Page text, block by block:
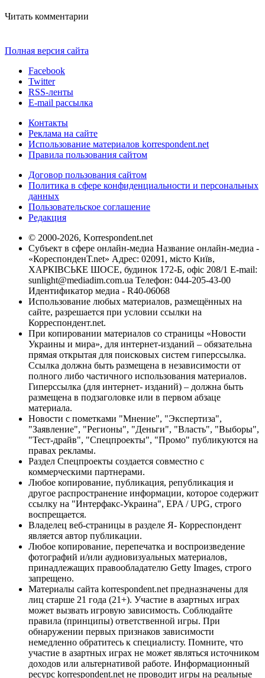
Читать комментарии
Полная версия сайта
Facebook
Twitter
RSS-ленты
E-mail рассылка
Контакты
Реклама на сайте
Использование материалов korrespondent.net
Правила пользования сайтом
Договор пользования сайтом
Политика в сфере конфиденциальности и персональных
данных
Пользовательское соглашение
Редакция
© 2000-2026, Korrespondent.net
Субъект в сфере онлайн-медиа Название онлайн-медиа -
«КореспонденТ.net» Адрес: 02091, місто Київ,
ХАРКІВСЬКЕ ШОСЕ, будинок 172-Б, офіс 208/1 E-mail:
sunlight@mediadim.com.ua Телефон: 044-205-43-00
Идентификатор медиа - R40-06068
Использование любых материалов, размещённых на
сайте, разрешается при условии ссылки на
Корреспондент.net.
При копировании материалов со страницы «Новости
Украины и мира», для интернет-изданий – обязательна
прямая открытая для поисковых систем гиперссылка.
Ссылка должна быть размещена в независимости от
полного либо частичного использования материалов.
Гиперссылка (для интернет- изданий) – должна быть
размещена в подзаголовке или в первом абзаце
материала.
Новости с пометками "Мнение", "Экспертиза",
"Заявление", "Регионы", "Деньги", "Власть", "Выборы",
"Тест-драйв", "Спецпроекты", "Промо" публикуются на
правах рекламы.
Раздел Спецпроекты создается совместно с
коммерческими партнерами.
Любое копирование, публикация, републикация и
другое распространение информации, которое содержит
ссылку на "Интерфакс-Украина", EPA / UPG, строго
воспрещается.
Владелец веб-страницы в разделе Я- Корреспондент
является автор публикации.
Любое копирование, перепечатка и воспроизведение
фотографий и/или аудиовизуальных материалов,
принадлежащих правообладателю Getty Images, строго
запрещено.
Материалы сайта korrespondent.net предназначены для
лиц старше 21 года (21+). Участие в азартных играх
может вызвать игровую зависимость. Соблюдайте
правила (принципы) ответственной игры. При
обнаружении первых признаков зависимости
немедленно обратитесь к специалисту. Помните, что
участие в азартных играх не может являться источником
доходов или альтернативой работе. Информационный
ресурс korrespondent.net не проводит игры на реальные